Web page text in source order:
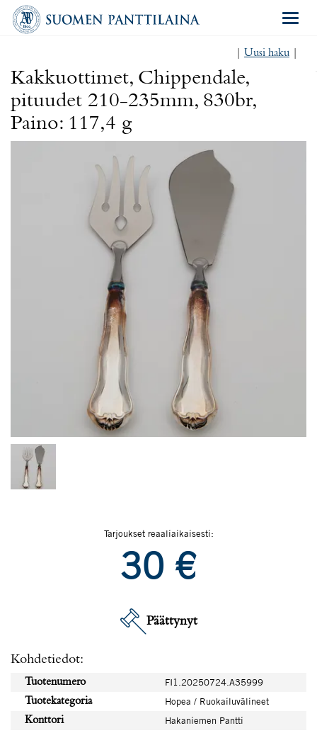
Uusi haku
Kakkuottimet, Chippendale,
pituudet 210-235mm, 830br,
Paino: 117,4 g
Tarjoukset reaaliaikaisesti:
30 €
Päättynyt
Kohdetiedot:
Tuotenumero
FI1.20250724.A35999
Tuotekategoria
Hopea / Ruokailuvälineet
Konttori
Hakaniemen Pantti